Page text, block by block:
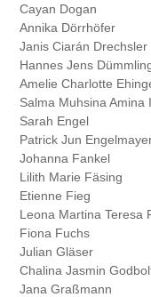
Cayan Dogan
Annika Dörrhöfer
Janis Ciarán Drechsler
Hannes Jens
Amelie Charlotte
Salma Muhsina Amina
Sarah Engel
Patrick Jun
Johanna Fankel
Lilith Marie Fäsing
Etienne Fieg
Leona Martina Teresa
Fiona Fuchs
Julian Gläser
Chalina Jasmin
Jana Graßmann